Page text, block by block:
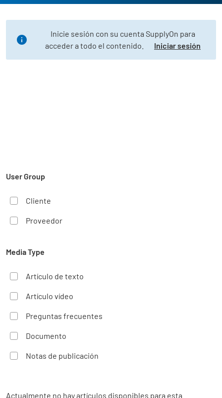
Inicie sesión con su cuenta SupplyOn para
acceder a todo el contenido.
Iniciar sesión
User Group
Cliente
Proveedor
Media Type
Artículo de texto
Artículo vídeo
Preguntas frecuentes
Documento
Notas de publicación
Actualmente no hay artículos disponibles para esta